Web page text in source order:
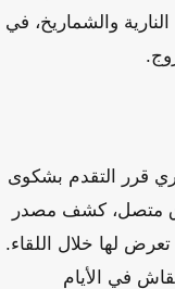
والشماريخ، في
قرر التقدم بشكوى
متصل، كشف مصدر
لها خلال اللقاء.
في الأيام